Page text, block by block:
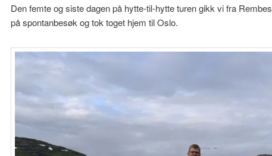
Den femte og siste dagen på hytte-til-hytte turen gikk vi fra
på spontanbesøk og tok toget hjem til Oslo.